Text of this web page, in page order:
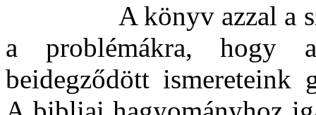
A könyv azzal a
a problémákra, hogy
beidegződött ismereteink